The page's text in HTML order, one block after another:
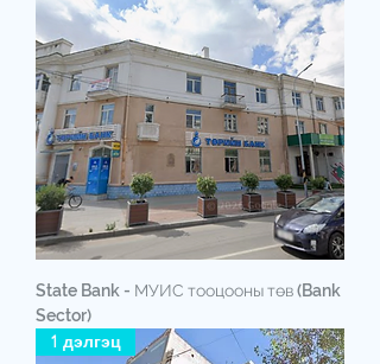
State Bank - МУИС тооцооны төв (Bank
Sector)
1 дэлгэц